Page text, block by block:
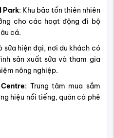
Park: Khu bảo tồn thiên nhiên
cho các hoạt động đi bộ
cá.
sữa hiện đại, nơi du khách có
sản xuất sữa và tham gia
nông nghiệp.
: Trung tâm mua sắm
hiệu nổi tiếng, quán cà phê